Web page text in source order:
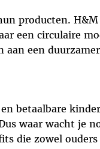
producten.
een circulaire
een
betaalbare
waar wacht je
die zowel